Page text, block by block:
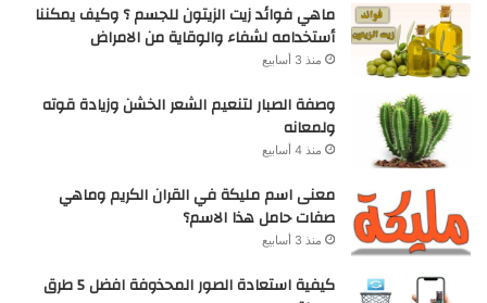
ماهي فوائد زيت الزيتون للجسم ؟ وكيف يمكننا
أستخدامه لشفاء والوقاية من الامراض
منذ 3 أسابيع
وصفة الصبار لتنعيم الشعر الخشن وزيادة قوته
ولمعانه
منذ 4 أسابيع
معنى اسم مليكة في القران الكريم وماهي
صفات حامل هذا الاسم؟
منذ 3 أسابيع
كيفية استعادة الصور المحذوفة افضل 5 طرق